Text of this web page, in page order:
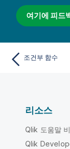
여기에 피드
조건부 함수
리소스
Qlik 도움말
Qlik